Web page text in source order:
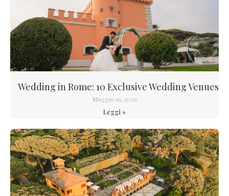
Wedding in Rome: 10 Exclusive Wedding Venues
Maggio 16, 2026
Leggi »